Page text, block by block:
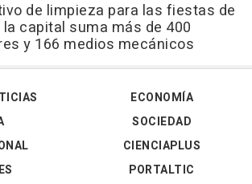
de limpieza para las fiestas de
capital suma más de 400
y 166 medios mecánicos
ECONOMÍA
SOCIEDAD
CIENCIAPLUS
PORTALTIC